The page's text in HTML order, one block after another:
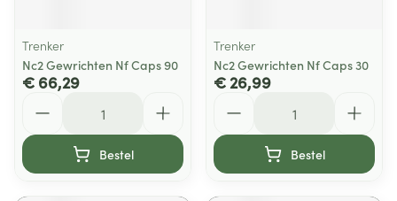
Trenker
Nc2 Gewrichten Nf Caps 90
€ 66,29
Bestel
Trenker
Nc2 Gewrichten Nf Caps 30
€ 26,99
Bestel